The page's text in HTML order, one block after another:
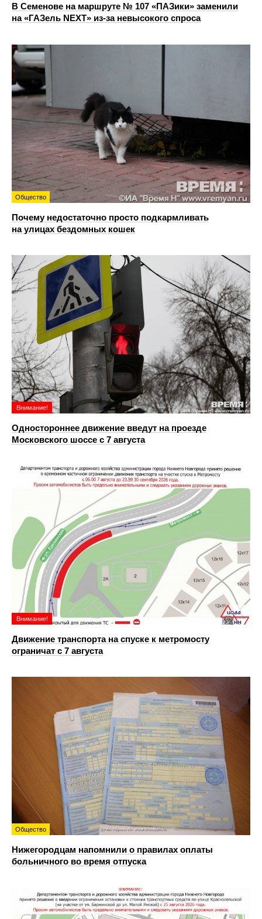
В Семенове на маршруте № 107 «ПАЗики» заменили
на «ГАЗель NEXT» из‑за невысокого спроса
Общество
Почему недостаточно просто подкармливать
на улицах бездомных кошек
Внимание!
Одностороннее движение введут на проезде
Московского шоссе с 7 августа
Внимание!
Движение транспорта на спуске к метромосту
ограничат с 7 августа
Общество
Нижегородцам напомнили о правилах оплаты
больничного во время отпуска